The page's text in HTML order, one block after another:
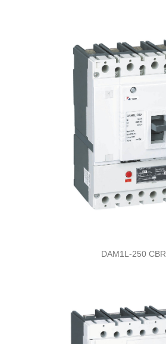
DAM1L-250 CBR